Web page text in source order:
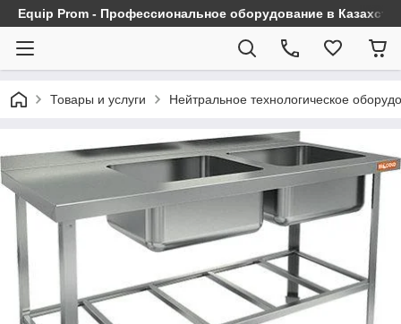
Equip Prom - Профессиональное оборудование в
Товары и услуги Нейтральное технологическое